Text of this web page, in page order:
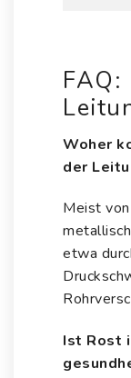
FAQ:
Woher
der
Meist
etwa
Ist Rost